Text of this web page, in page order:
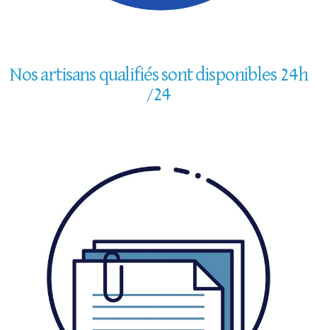
Nos artisans qualifiés sont disponibles 24h
/24